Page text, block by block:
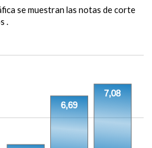
se muestran las notas de corte
.
6,69
7,08